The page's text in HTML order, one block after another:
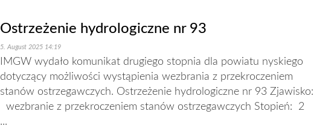
Ostrzeżenie hydrologiczne nr 93
5. August 2025 14:19
IMGW wydało komunikat drugiego stopnia dla powiatu nyskiego
dotyczący możliwości wystąpienia wezbrania z przekroczeniem
stanów ostrzegawczych. Ostrzeżenie hydrologiczne nr 93 Zjawisko:
wezbranie z przekroczeniem stanów ostrzegawczych Stopień: 2
...